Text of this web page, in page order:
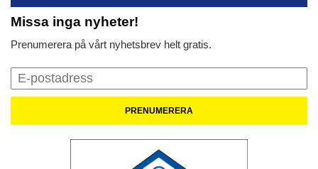
Missa inga nyheter!
Prenumerera på vårt nyhetsbrev helt gratis.